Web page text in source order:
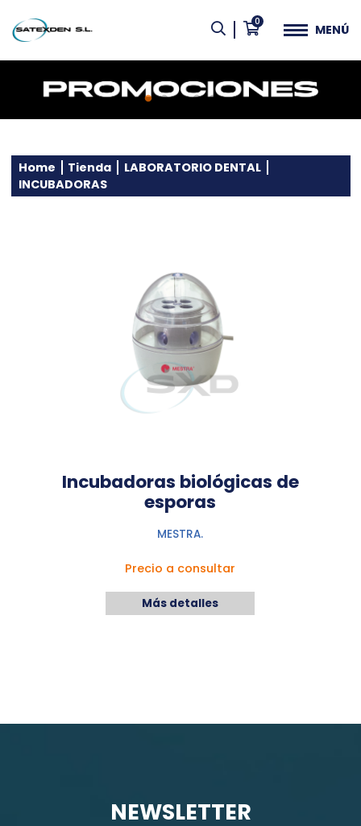
0
MENÚ
Home Tienda
LABORATORIO DENTAL
INCUBADORAS
Incubadoras biológicas de
esporas
MESTRA.
Precio a consultar
Más detalles
NEWSLETTER